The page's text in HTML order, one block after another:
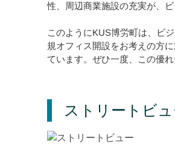
性、周辺商業施設の充実が、
このようにKUS博労町は、ビ
規オフィス開設をお考えの方
ています。ぜひ一度、この優
ストリートビ